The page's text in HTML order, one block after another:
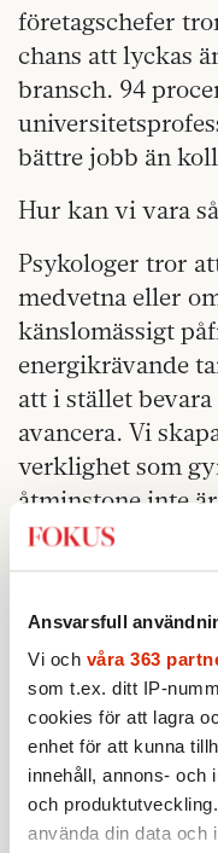
Ansvarsfull
Vi och våra 363
som t.ex. ditt IP-
cookies för att lagra
enhet för att kunna
innehåll, annons- och
och
använda din data och
företagschefer
chans att lyckas
bransch. 94
bättre jobb än
Hur kan vi vara
Psykologer tror
medvetna eller
känslomässigt
energikrävande
att i stället
avancera. Vi
verklighet som
åtminstone inte
Sedan finns det
fokusera på
egna
Hur som helst
grund av illvilja
är helt enkelt
människor.